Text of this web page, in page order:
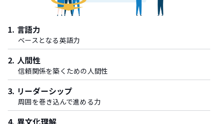
1. 言語力
ベースとなる英語力
2. 人間性
信頼関係を築くための人間性
3. リーダーシップ
周囲を巻き込んで進める力
4. 異文化理解